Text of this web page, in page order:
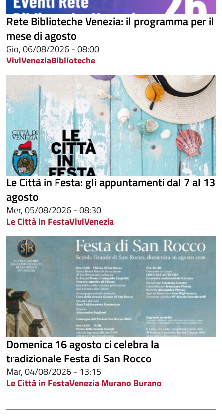
Rete Biblioteche Venezia: il programma per il
mese di agosto
Gio, 06/08/2026 - 08:00
ViviVeneziaBiblioteche
Le Città in Festa: gli appuntamenti dal 7 al 13
agosto
Mer, 05/08/2026 - 08:30
Le Città in FestaViviVenezia
Domenica 16 agosto ci celebra la
tradizionale Festa di San Rocco
Mar, 04/08/2026 - 13:15
Le Città in FestaVenezia Murano Burano